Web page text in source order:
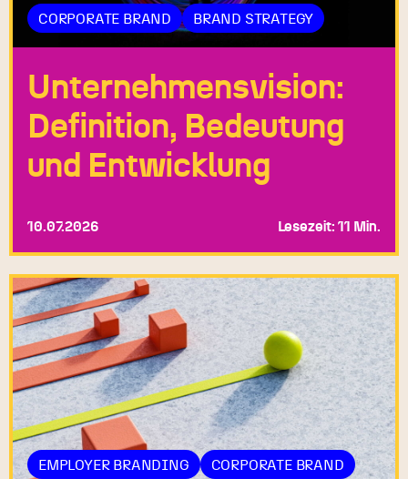
CORPORATE BRAND BRAND STRATEGY
Unternehmensvision:
Definition, Bedeutung
und Entwicklung
10.07.2026 Lesezeit: 11 Min.
EMPLOYER BRANDING CORPORATE BRAND